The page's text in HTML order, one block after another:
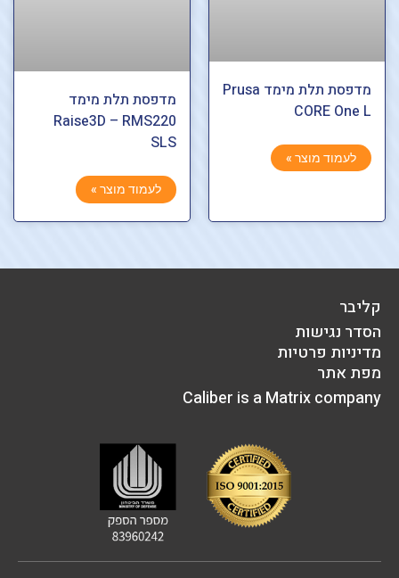
מדפסת תלת מימד Prusa
CORE One L
לעמוד מוצר »
מדפסת תלת מימד
Raise3D – RMS220
SLS
לעמוד מוצר »
קליבר
הסדר נגישות
מדיניות פרטיות
מפת אתר
Caliber is a Matrix company